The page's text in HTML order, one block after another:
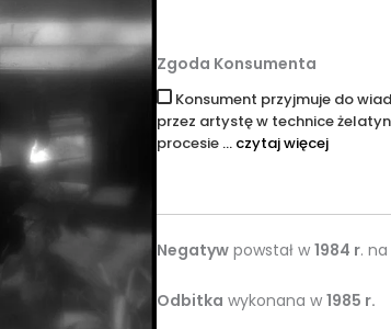
Zgoda Konsumenta
Konsument przyjmuje do
przez artystę w technice
procesie ... czytaj więcej
Negatyw powstał w 1984 r.
Odbitka wykonana w 1985 r.